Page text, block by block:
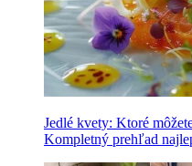
Jedlé kvety: Ktoré
Kompletný prehľad